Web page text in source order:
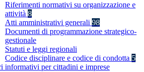
Riferimenti normativi su organizzazione e
attività 8
Atti amministrativi generali 98
Documenti di programmazione strategico-
gestionale
Statuti e leggi regionali
Codice disciplinare e codice di condotta 5
informativi per cittadini e imprese